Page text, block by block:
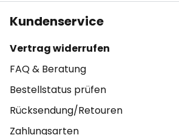
Kundenservice
Vertrag widerrufen
FAQ & Beratung
Bestellstatus prüfen
Rücksendung/Retouren
Zahlungsarten